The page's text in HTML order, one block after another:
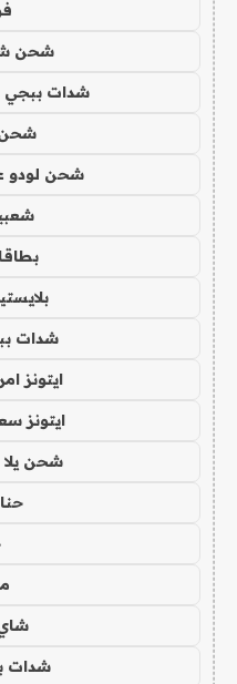
شحن
شدات ببجي
شحن
شحن لودو
شدات
ايتونز
ايتونز
شحن يلا
شدات